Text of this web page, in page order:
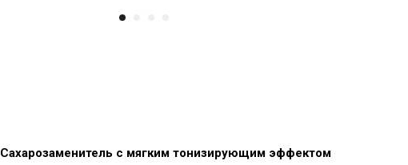
Сахарозаменитель с мягким тонизирующим эффектом